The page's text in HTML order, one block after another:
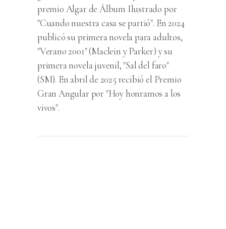
premio Algar de Álbum Ilustrado por
"Cuando nuestra casa se partió". En 2024
publicó su primera novela para adultos,
"Verano 2001" (Maclein y Parker) y su
primera novela juvenil, "Sal del faro"
(SM). En abril de 2025 recibió el Premio
Gran Angular por "Hoy honramos a los
vivos".